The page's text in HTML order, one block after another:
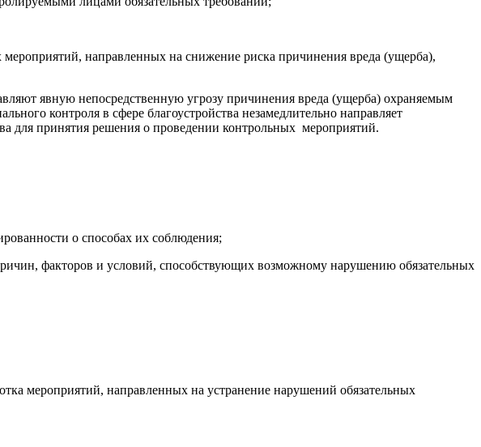
направленных на снижение риска причинения вреда (ущерба),
явную непосредственную угрозу причинения вреда (ущерба) охраняемым
контроля в сфере благоустройства незамедлительно направляет
для принятия решения о проведении контрольных мероприятий.
о способах их соблюдения;
факторов и условий, способствующих возможному нарушению обязательных
мероприятий, направленных на устранение нарушений обязательных